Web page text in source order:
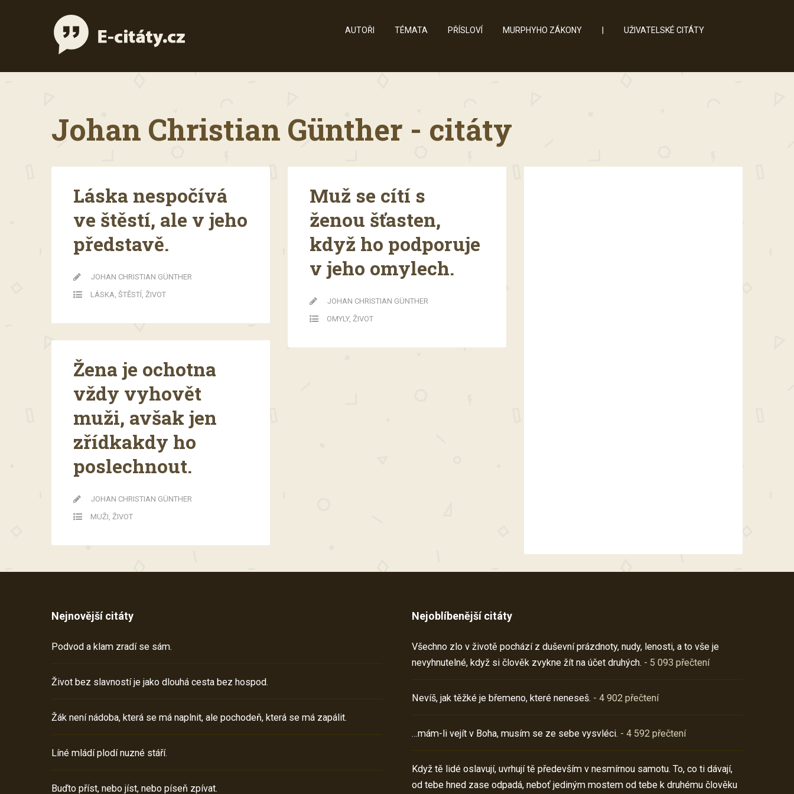
AUTOŘI TÉMATA PŘÍSLOVÍ MURPHYHO ZÁKONY UŽIVATELSKÉ CITÁTY
Johan Christian Günther - citáty
Láska nespočívá
ve štěstí, ale v jeho
představě.
JOHAN CHRISTIAN GÜNTHER
LÁSKA ŠTĚSTÍ ŽIVOT
Muž se cítí s
ženou šťasten,
když ho podporuje
v jeho omylech.
JOHAN CHRISTIAN GÜNTHER
OMYLY, ŽIVOT
Žena je ochotna
vždy vyhovět
muži, avšak jen
zřídkakdy ho
poslechnout.
JOHAN CHRISTIAN GÜNTHER
MUŽI ŽIVOT
Nejnovější citáty
Podvod a klam zradí se sám.
Život bez slavností je jako dlouhá cesta bez hospod.
Žák není nádoba, která se má naplnit, ale pochodeň, která se má zapálit.
Líné mládí plodí nuzné stáří.
Buďto příst, nebo jíst, nebo píseň zpívat.
Nejoblíbenější citáty
Všechno zlo v životě pochází z duševní prázdnoty, nudy, lenosti, a to vše je
nevyhnutelné, když si člověk zvykne žít na účet druhých. - 5 093 přečtení
Nevíš, jak těžké je břemeno, které neneseš. - 4 902 přečtení
…mám-li vejít v Boha, musím se ze sebe vysvléci. - 4 592 přečtení
Když tě lidé oslavují, uvrhují tě především v nesmírnou samotu. To, co ti dávají,
od tebe hned zase odpadá, neboť jediným mostem od tebe k druhému člověku